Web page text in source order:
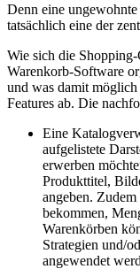
Denn eine
tatsächlich eine der
Wie sich die
Warenkorb-Software
und was damit möglich
Features ab. Die
Eine
aufgelistete
erwerben
Produkttitel,
angeben.
bekommen,
Warenkörben
Strategien und/
angewendet